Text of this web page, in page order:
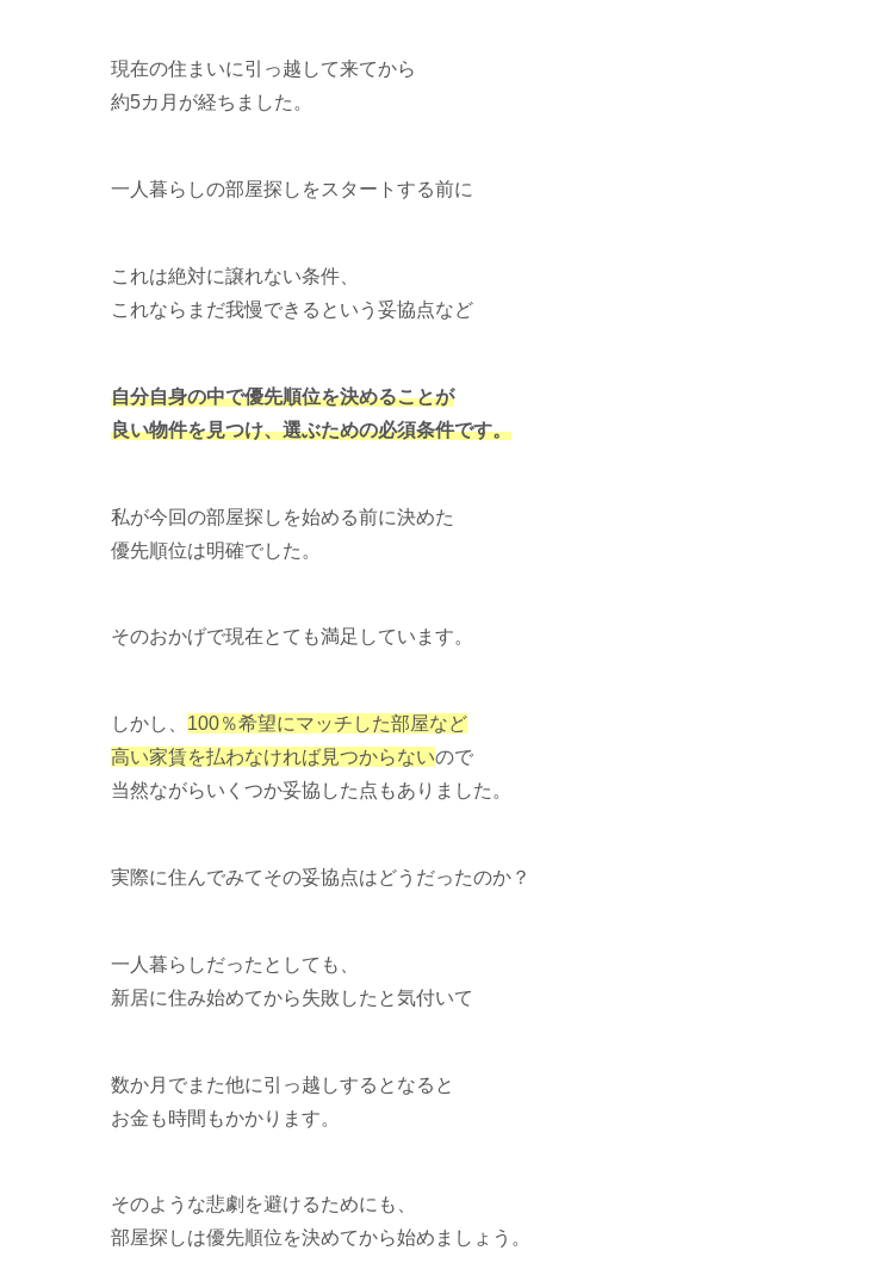
現在の住まいに引っ越して来てから
約5カ月が経ちました。
一人暮らしの部屋探しをスタートする前に
これは絶対に譲れない条件、
これならまだ我慢できるという妥協点など
自分自身の中で優先順位を決めることが
良い物件を見つけ、選ぶための必須条件です。
私が今回の部屋探しを始める前に決めた
優先順位は明確でした。
そのおかげで現在とても満足しています。
しかし、 100％希望にマッチした部屋など
高い家賃を払わなければ見つからないので
当然ながらいくつか妥協した点もありました。
実際に住んでみてその妥協点はどうだったのか？
一人暮らしだったとしても、
新居に住み始めてから失敗したと気付いて
数か月でまた他に引っ越しするとなると
お金も時間もかかります。
そのような悲劇を避けるためにも、
部屋探しは優先順位を決めてから始めましょう。